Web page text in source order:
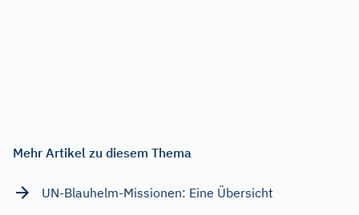
Mehr Artikel zu diesem Thema
UN-Blauhelm-Missionen: Eine Übersicht